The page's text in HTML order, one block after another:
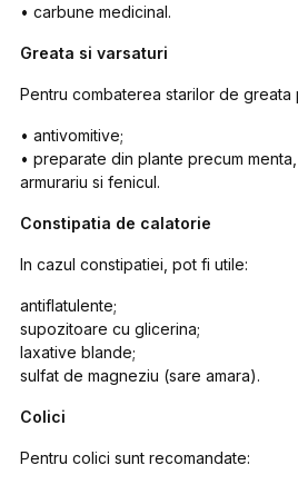
• carbune medicinal.
Greata si varsaturi
Pentru combaterea starilor de greata
• antivomitive;
• preparate din plante precum
armurariu si fenicul.
Constipatia de calatorie
In cazul constipatiei, pot fi utile:
antiflatulente;
supozitoare cu glicerina;
laxative blande;
sulfat de magneziu (sare amara).
Colici
Pentru colici sunt recomandate: